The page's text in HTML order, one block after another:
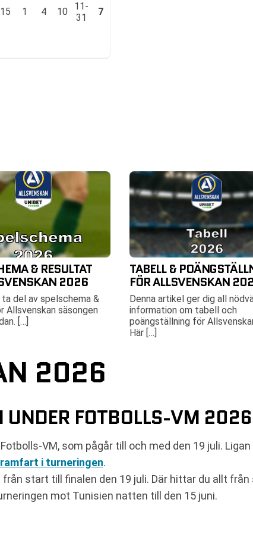
15 1 4 10
11-
31
7
& RESULTAT
2026
ta del av spelschema &
Allsvenskan säsongen
[…]
TABELL &
FÖR ALLSVENSKAN
Denna artikel ger dig all
information om tabell och
poängställning för
Här […]
2026
UNDER FOTBOLLS-VM 2026
VM, som pågår till och med den 19 juli.
i turneringen.
start till finalen den 19 juli. Där hittar du allt
mot Tunisien natten till den 15 juni.